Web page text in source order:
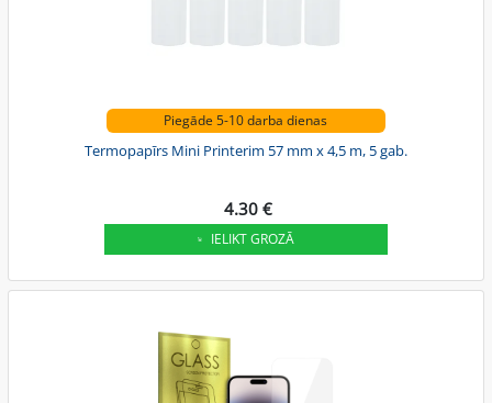
Piegāde 5-10 darba dienas
Termopapīrs Mini Printerim 57 mm x 4,5 m, 5 gab.
4.30 €
IELIKT GROZĀ